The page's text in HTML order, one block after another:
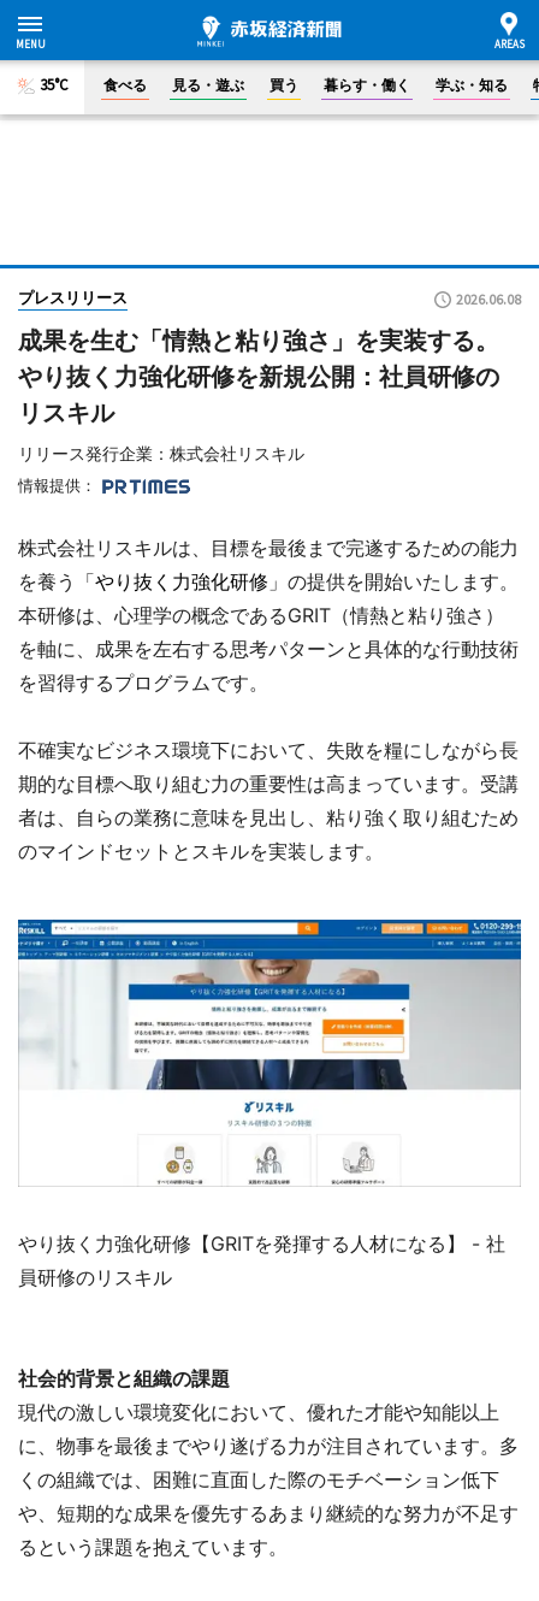
35°C 食べる 見る・遊ぶ 買う 暮らす・働く 学ぶ・知る
プレスリリース 2026.06.08
成果を生む「情熱と粘り強さ」を実装する。
やり抜く力強化研修を新規公開：社員研修の
リスキル
リリース発行企業：株式会社リスキル
情報提供：
株式会社リスキルは、目標を最後まで完遂するための能力
を養う「やり抜く力強化研修 」の提供を開始いたします。
本研修は、心理学の概念であるGRIT（情熱と粘り強さ）
を軸に、成果を左右する思考パターンと具体的な行動技術
を習得するプログラムです。
不確実なビジネス環境下において、失敗を糧にしながら長
期的な目標へ取り組む力の重要性は高まっています。受講
者は、自らの業務に意味を見出し、粘り強く取り組むため
のマインドセットとスキルを実装します。
やり抜く力強化研修【GRITを発揮する人材になる】 - 社
員研修のリスキル
社会的背景と組織の課題
現代の激しい環境変化において、優れた才能や知能以上
に、物事を最後までやり遂げる力が注目されています。多
くの組織では、困難に直面した際のモチベーション低下
や、短期的な成果を優先するあまり継続的な努力が不足す
るという課題を抱えています。